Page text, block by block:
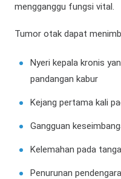
mengganggu fungsi vital.
Tumor otak dapat
Nyeri kepala kronis
pandangan kabur
Kejang pertama kali
Gangguan
Kelemahan pada
Penurunan